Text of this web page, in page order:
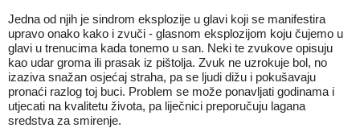
Jedna od njih je sindrom eksplozije u glavi koji se manifestira
upravo onako kako i zvuči - glasnom eksplozijom koju čujemo u
glavi u trenucima kada tonemo u san. Neki te zvukove opisuju
kao udar groma ili prasak iz pištolja. Zvuk ne uzrokuje bol, no
izaziva snažan osjećaj straha, pa se ljudi dižu i pokušavaju
pronaći razlog toj buci. Problem se može ponavljati godinama i
utjecati na kvalitetu života, pa liječnici preporučuju lagana
sredstva za smirenje.